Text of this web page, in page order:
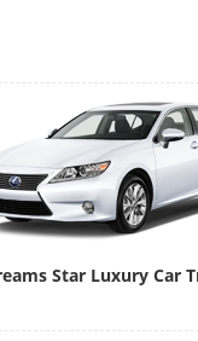
Star Luxury Car